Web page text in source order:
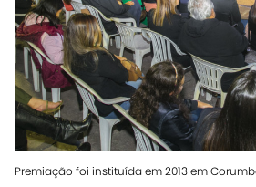
Premiação foi instituída em 2013 em